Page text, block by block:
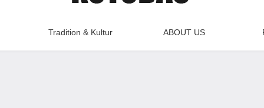
Tradition & Kultur ABOUT US